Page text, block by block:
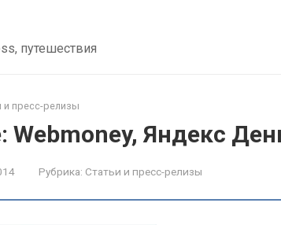
путешествия
и пресс-релизы
Webmoney, Яндекс
Рубрика: Статьи и пресс-релизы